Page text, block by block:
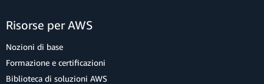
Risorse per AWS
Nozioni di base
Formazione e certificazioni
Biblioteca di soluzioni AWS